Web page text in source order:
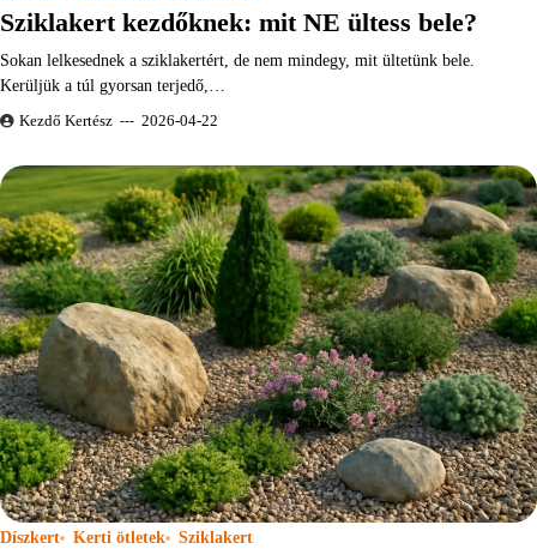
Sziklakert kezdőknek: mit NE ültess bele?
Sokan lelkesednek a sziklakertért, de nem mindegy, mit ültetünk bele.
Kerüljük a túl gyorsan terjedő,…
Kezdő Kertész 2026-04-22
Díszkert Kerti ötletek Sziklakert